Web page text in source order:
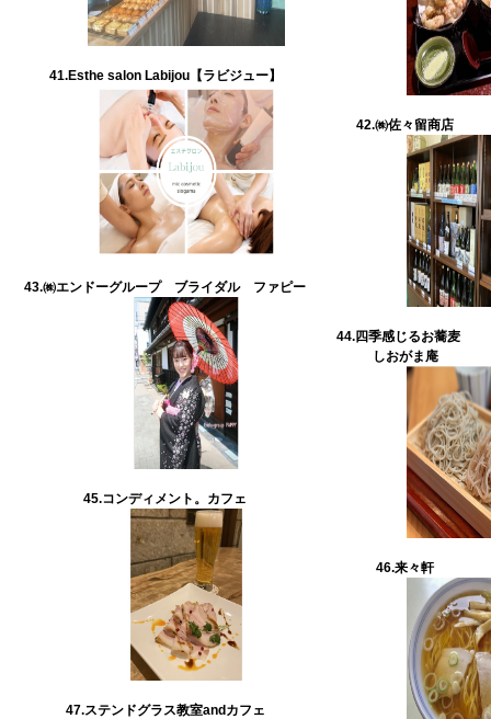
41.Esthe salon Labijou【ラビジュー】
43.㈱エンドーグループ ブライダル ファピー
45.コンディメント。カフェ
47.ステンドグラス教室andカフェ
42.㈱佐々留商店
44.四季感じるお蕎麦
しおがま庵
46.来々軒